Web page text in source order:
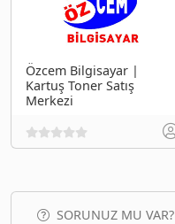
Özcem Bilgisayar |
Kartuş Toner Satış
Merkezi
SORUNUZ MU VAR?